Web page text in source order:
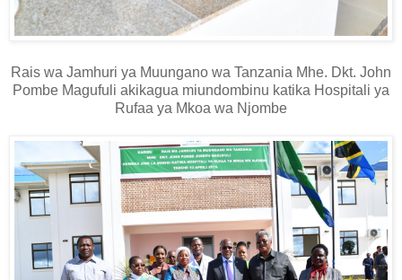
Rais wa Jamhuri ya Muungano wa Tanzania Mhe. Dkt. John
Pombe Magufuli akikagua miundombinu katika Hospitali ya
Rufaa ya Mkoa wa Njombe